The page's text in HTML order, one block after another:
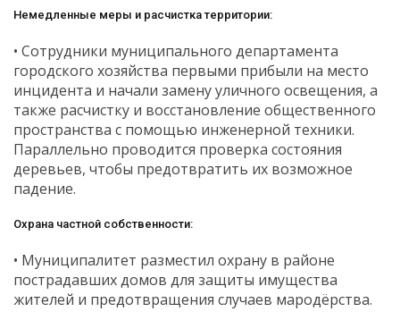
Немедленные меры и расчистка территории:
• Сотрудники муниципального департамента
городского хозяйства первыми прибыли на место
инцидента и начали замену уличного освещения, а
также расчистку и восстановление общественного
пространства с помощью инженерной техники.
Параллельно проводится проверка состояния
деревьев, чтобы предотвратить их возможное
падение.
Охрана частной собственности:
• Муниципалитет разместил охрану в районе
пострадавших домов для защиты имущества
жителей и предотвращения случаев мародёрства.